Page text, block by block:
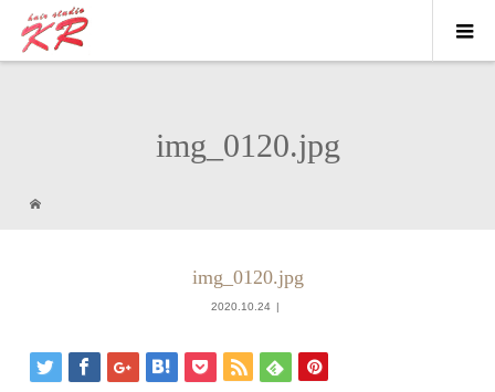
img_0120.jpg
img_0120.jpg
2020.10.24